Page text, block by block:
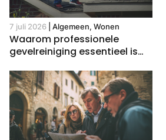
7 juli 2026| Algemeen, Wonen
Waarom professionele
gevelreiniging essentieel is